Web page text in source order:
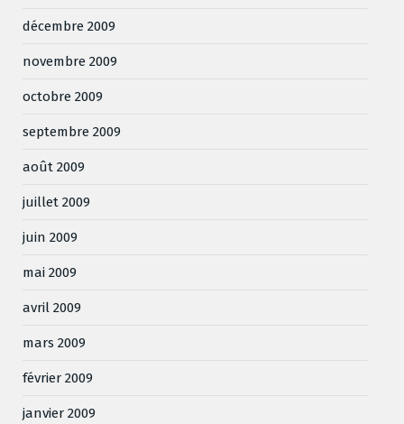
décembre 2009
novembre 2009
octobre 2009
septembre 2009
août 2009
juillet 2009
juin 2009
mai 2009
avril 2009
mars 2009
février 2009
janvier 2009